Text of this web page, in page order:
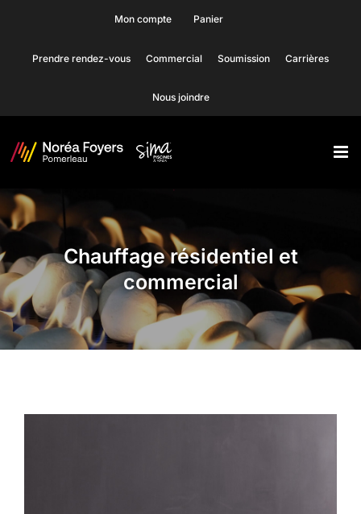
content
Mon compte Panier
Prendre rendez-vous Commercial Soumission Carrières
Nous joindre
Chauffage résidentiel et
commercial